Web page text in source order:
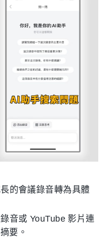
長的會議錄音轉為具體
錄音或 YouTube 影片連
要。